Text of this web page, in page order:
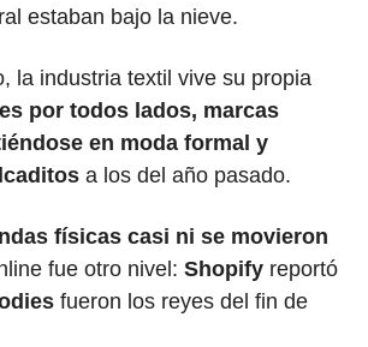
estaban bajo la nieve.
la industria textil vive su propia
por todos lados, marcas
en moda formal y
a los del año pasado.
físicas casi ni se movieron
fue otro nivel: Shopify reportó
fueron los reyes del fin de